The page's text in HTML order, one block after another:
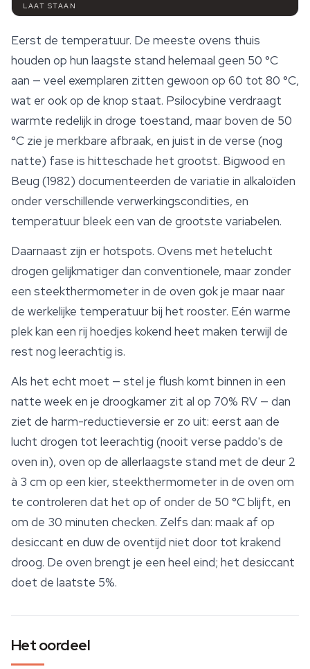
LAAT STAAN
Eerst de temperatuur. De meeste ovens thuis
houden op hun laagste stand helemaal geen 50 °C
aan — veel exemplaren zitten gewoon op 60 tot 80 °C,
wat er ook op de knop staat. Psilocybine verdraagt
warmte redelijk in droge toestand, maar boven de 50
°C zie je merkbare afbraak, en juist in de verse (nog
natte) fase is hitteschade het grootst. Bigwood en
Beug (1982) documenteerden de variatie in alkaloïden
onder verschillende verwerkingscondities, en
temperatuur bleek een van de grootste variabelen.
Daarnaast zijn er hotspots. Ovens met hetelucht
drogen gelijkmatiger dan conventionele, maar zonder
een steekthermometer in de oven gok je maar naar
de werkelijke temperatuur bij het rooster. Eén warme
plek kan een rij hoedjes kokend heet maken terwijl de
rest nog leerachtig is.
Als het echt moet — stel je flush komt binnen in een
natte week en je droogkamer zit al op 70% RV — dan
ziet de harm-reductieversie er zo uit: eerst aan de
lucht drogen tot leerachtig (nooit verse paddo's de
oven in), oven op de allerlaagste stand met de deur 2
à 3 cm op een kier, steekthermometer in de oven om
te controleren dat het op of onder de 50 °C blijft, en
om de 30 minuten checken. Zelfs dan: maak af op
desiccant en duw de oventijd niet door tot krakend
droog. De oven brengt je een heel eind; het desiccant
doet de laatste 5%.
Het oordeel